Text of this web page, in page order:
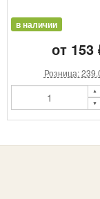
в наличии
от 153
Розница: